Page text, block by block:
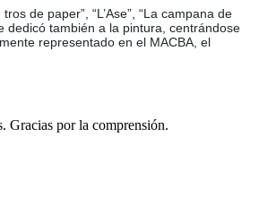
de paper”, “L’Ase”, “La campana de
dedicó también a la pintura, centrándose
representado en el MACBA, el
Gracias por la comprensión.